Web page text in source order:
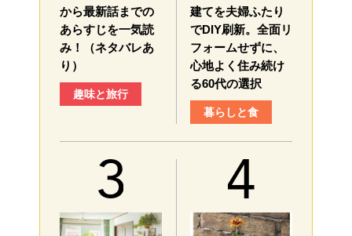
から最新話までの
あらすじを一気読
み！（ネタバレあ
り）
趣味と旅行
建てを夫婦ふたり
でDIY刷新。全面リ
フォームせずに、
心地よく住み続け
る60代の選択
暮らしと食